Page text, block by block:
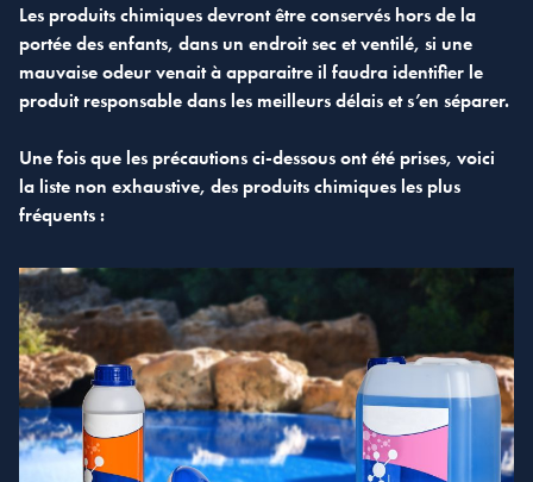
Les produits chimiques devront être conservés hors de la
portée des enfants, dans un endroit sec et ventilé, si une
mauvaise odeur venait à apparaitre il faudra identifier le
produit responsable dans les meilleurs délais et s’en séparer.
Une fois que les précautions ci-dessous ont été prises, voici
la liste non exhaustive, des produits chimiques les plus
fréquents :